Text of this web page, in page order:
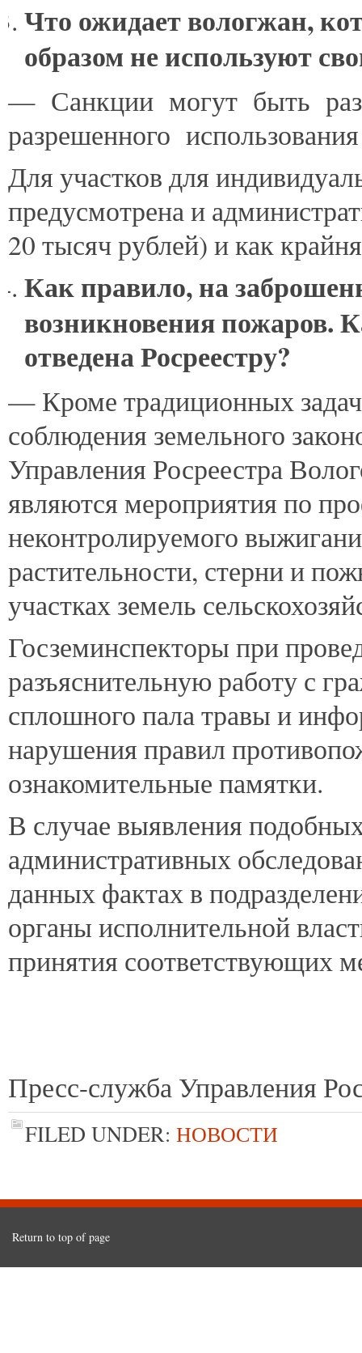
Что ожидает вологжан,
образом не используют
— Санкции могут быть
разрешенного
Для участков для
предусмотрена и
20 тысяч рублей) и как
Как правило, на
возникновения пожаров.
отведена Росреестру?
— Кроме традиционных
соблюдения земельного
Управления Росреестра
являются мероприятия по
неконтролируемого
растительности, стерни и
участках земель
Госземинспекторы при
разъяснительную работу с
сплошного пала травы и
нарушения правил
ознакомительные памятки.
В случае выявления
административных
данных фактах в
органы исполнительной
принятия соответствующих
Пресс-служба Управления
FILED UNDER: НОВОСТИ
Return to top of page